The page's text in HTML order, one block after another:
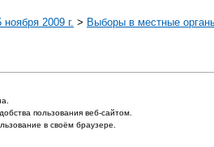
2009 г. > Выборы в местные
пользования веб-сайтом.
в своём браузере.